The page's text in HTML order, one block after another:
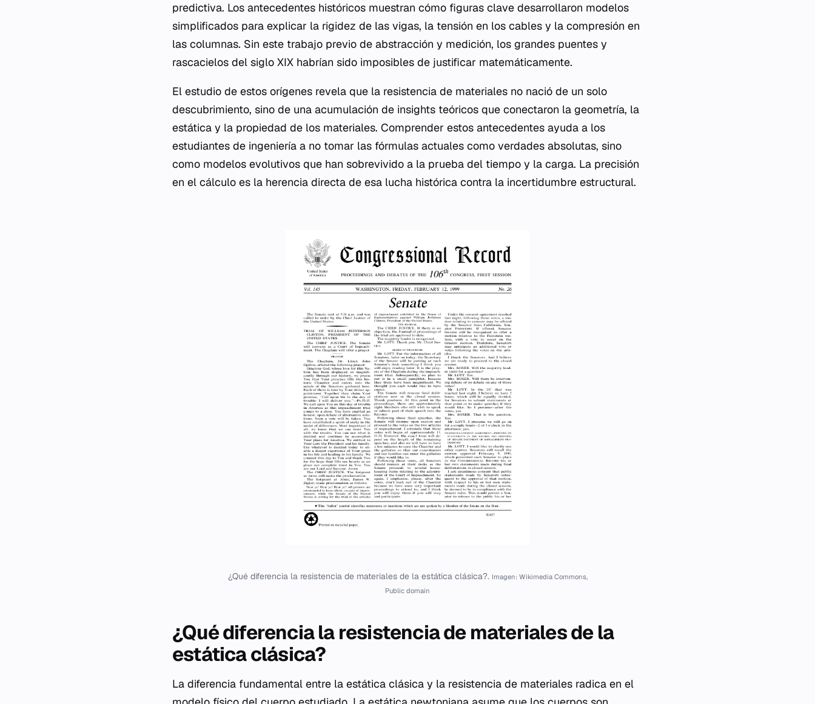
predictiva. Los antecedentes históricos muestran cómo figuras clave desarrollaron modelos
simplificados para explicar la rigidez de las vigas, la tensión en los cables y la compresión en
las columnas. Sin este trabajo previo de abstracción y medición, los grandes puentes y
rascacielos del siglo XIX habrían sido imposibles de justificar matemáticamente.
El estudio de estos orígenes revela que la resistencia de materiales no nació de un solo
descubrimiento, sino de una acumulación de insights teóricos que conectaron la geometría, la
estática y la propiedad de los materiales. Comprender estos antecedentes ayuda a los
estudiantes de ingeniería a no tomar las fórmulas actuales como verdades absolutas, sino
como modelos evolutivos que han sobrevivido a la prueba del tiempo y la carga. La precisión
en el cálculo es la herencia directa de esa lucha histórica contra la incertidumbre estructural.
¿Qué diferencia la resistencia de materiales de la estática clásica?. Imagen: Wikimedia Commons,
Public domain
¿Qué diferencia la resistencia de materiales de la
estática clásica?
La diferencia fundamental entre la estática clásica y la resistencia de materiales radica en el